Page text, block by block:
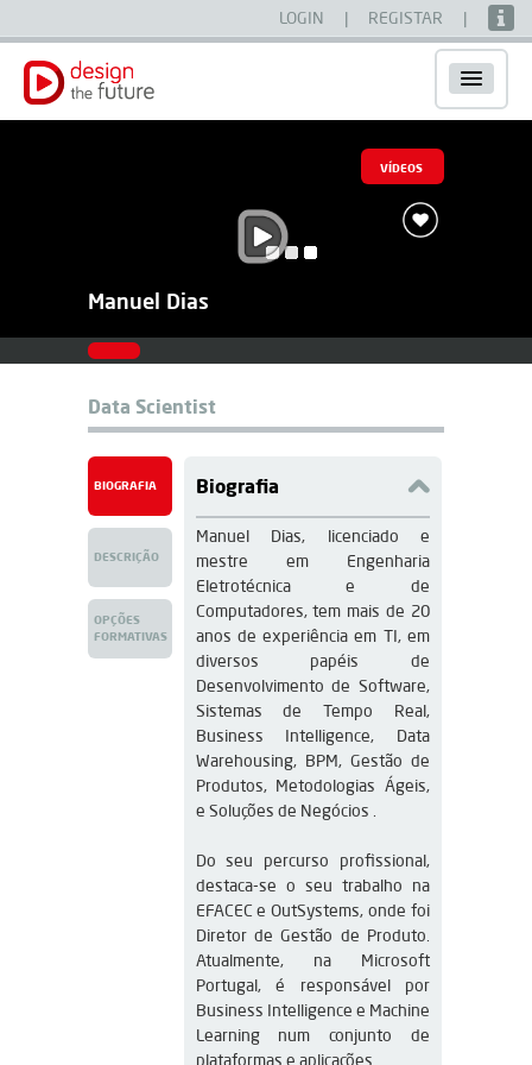
LOGIN | REGISTAR |
VÍDEOS
Manuel Dias
Data Scientist
BIOGRAFIA
DESCRIÇÃO
OPÇÕES
FORMATIVAS
Biografia
Manuel Dias, licenciado e
mestre em Engenharia
Eletrotécnica e de
Computadores, tem mais de 20
anos de experiência em TI, em
diversos papéis de
Desenvolvimento de Software,
Sistemas de Tempo Real,
Business Intelligence, Data
Warehousing, BPM, Gestão de
Produtos, Metodologias Ágeis,
e Soluções de Negócios .
Do seu percurso profissional,
destaca-se o seu trabalho na
EFACEC e OutSystems, onde foi
Diretor de Gestão de Produto.
Atualmente, na Microsoft
Portugal, é responsável por
Business Intelligence e Machine
Learning num conjunto de
plataformas e aplicações.